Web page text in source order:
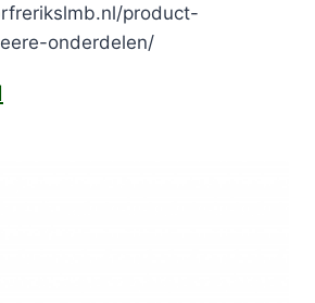
product-
onderdelen/